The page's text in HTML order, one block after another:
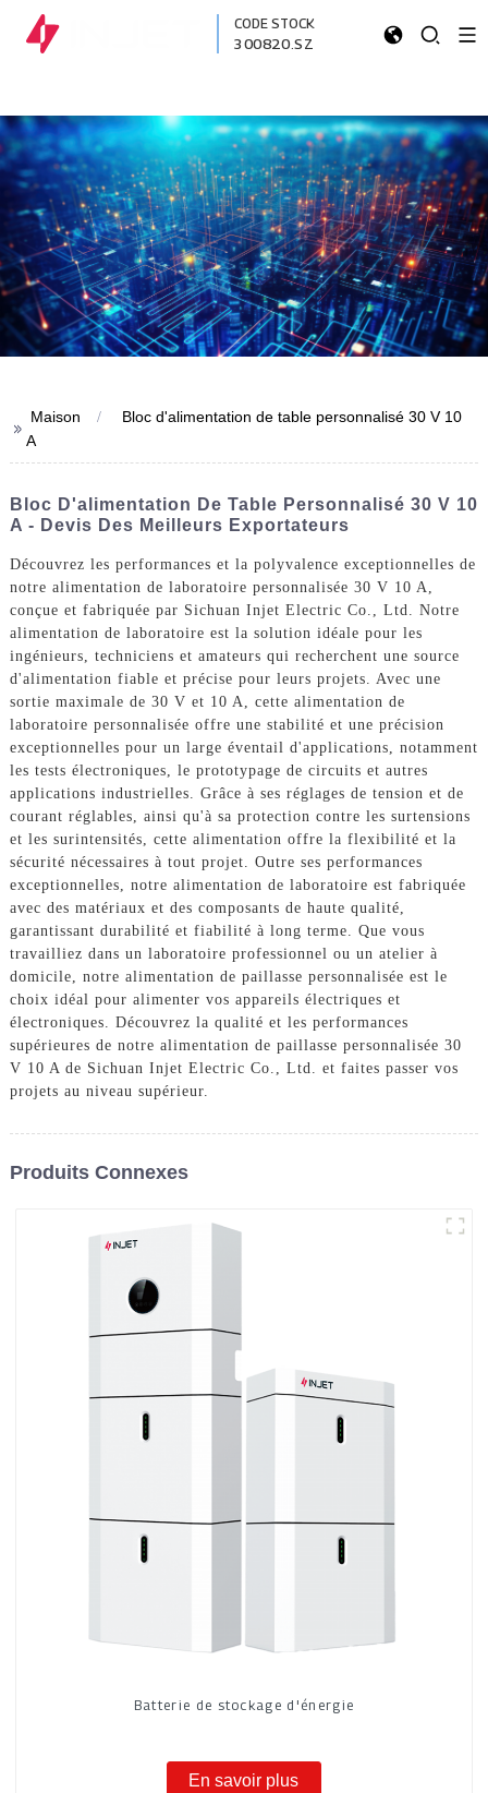
CODE STOCK
300820.SZ
>> Maison
Bloc d'alimentation de table personnalisé 30 V 10
A
Bloc D'alimentation De Table Personnalisé 30 V 10
A - Devis Des Meilleurs Exportateurs
Découvrez les performances et la polyvalence exceptionnelles de
notre alimentation de laboratoire personnalisée 30 V 10 A,
conçue et fabriquée par Sichuan Injet Electric Co., Ltd. Notre
alimentation de laboratoire est la solution idéale pour les
ingénieurs, techniciens et amateurs qui recherchent une source
d'alimentation fiable et précise pour leurs projets. Avec une
sortie maximale de 30 V et 10 A, cette alimentation de
laboratoire personnalisée offre une stabilité et une précision
exceptionnelles pour un large éventail d'applications, notamment
les tests électroniques, le prototypage de circuits et autres
applications industrielles. Grâce à ses réglages de tension et de
courant réglables, ainsi qu'à sa protection contre les surtensions
et les surintensités, cette alimentation offre la flexibilité et la
sécurité nécessaires à tout projet. Outre ses performances
exceptionnelles, notre alimentation de laboratoire est fabriquée
avec des matériaux et des composants de haute qualité,
garantissant durabilité et fiabilité à long terme. Que vous
travailliez dans un laboratoire professionnel ou un atelier à
domicile, notre alimentation de paillasse personnalisée est le
choix idéal pour alimenter vos appareils électriques et
électroniques. Découvrez la qualité et les performances
supérieures de notre alimentation de paillasse personnalisée 30
V 10 A de Sichuan Injet Electric Co., Ltd. et faites passer vos
projets au niveau supérieur.
Produits Connexes
Batterie de stockage d'énergie
En savoir plus